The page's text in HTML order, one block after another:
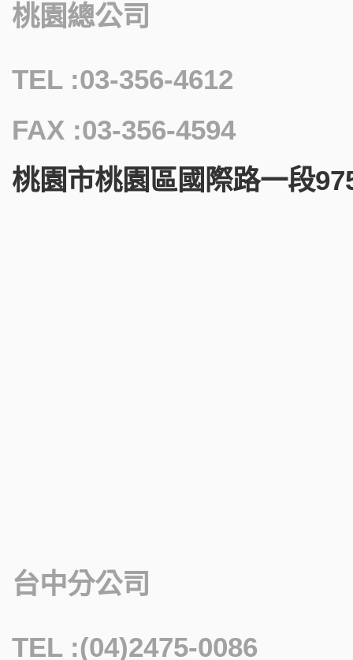
桃園總公司
TEL :03-356-4612
FAX :03-356-4594
桃園市桃園區國際路一段
台中分公司
TEL :(04)2475-0086